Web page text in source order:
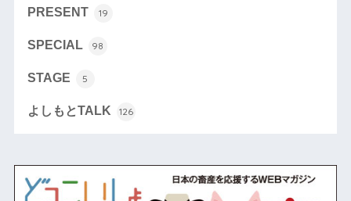
PRESENT 19
SPECIAL 98
STAGE 5
よしもとTALK 126